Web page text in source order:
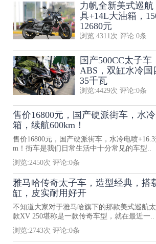
力帆全新美式巡
具+14L大油箱，
12680元
浏览:4311次 评论:0条
国产500CC太子
ABS，双缸水冷国
35千瓦
浏览:4429次 评论:0条
售价16800元，国产硬派街车，水
箱，续航600km！
售价16800元，国产硬派街车，水冷电喷
m！街车是我们日常生活中十分常见的车型..
浏览:2450次 评论:0条
雅马哈传奇太子车，造型经典，搭
缸，皮实耐用好开
不知道大家对于雅马哈旗下的那款美式巡航
款XV 250堪称是一款传奇车型，就在最近一..
浏览:2743次 评论:0条